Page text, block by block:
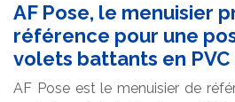
AF Pose, le menuisier
référence pour une
volets battants en PVC
AF Pose est le menuisier de